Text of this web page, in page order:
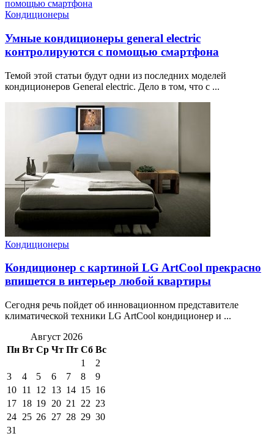
Кондиционеры
Умные кондиционеры general electric
контролируются с помощью смартфона
Темой этой статьи будут одни из последних моделей
кондиционеров General electric. Дело в том, что с ...
Кондиционеры
Кондиционер с картиной LG ArtCool прекрасно
впишется в интерьер любой квартиры
Сегодня речь пойдет об инновационном представителе
климатической техники LG ArtCool кондиционер и ...
Август 2026
Пн Вт Ср Чт Пт Сб Вс
1
2
3
4 5 6 7 8
9
10 11 12 13 14 15 16
17 18 19 20 21 22 23
24 25 26 27 28 29 30
31